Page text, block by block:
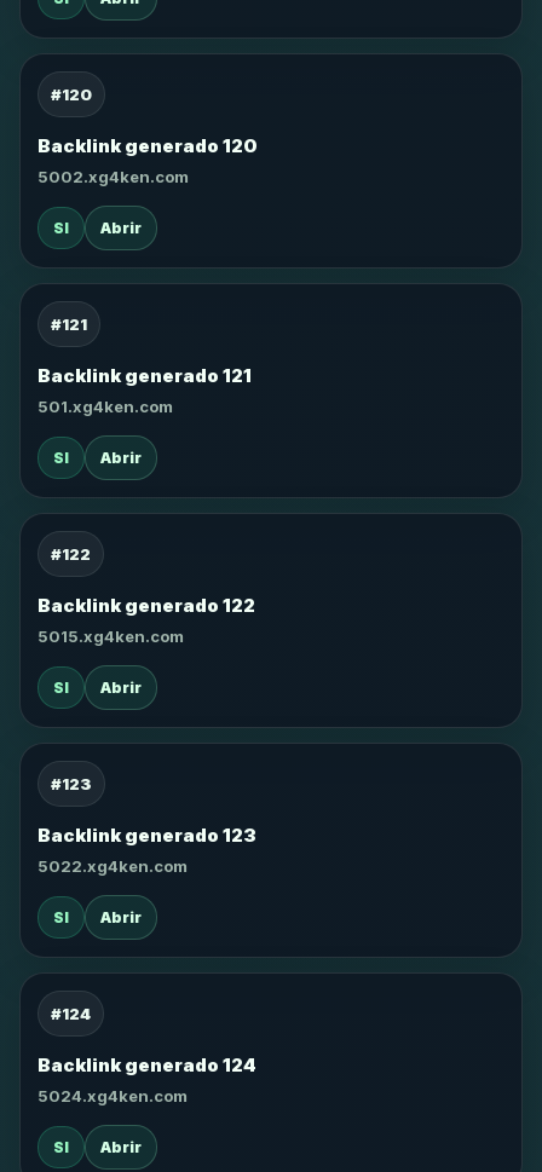
#120
Backlink generado 120
5002.xg4ken.com
SI Abrir
#121
Backlink generado 121
501.xg4ken.com
SI Abrir
#122
Backlink generado 122
5015.xg4ken.com
SI Abrir
#123
Backlink generado 123
5022.xg4ken.com
SI Abrir
#124
Backlink generado 124
5024.xg4ken.com
SI Abrir